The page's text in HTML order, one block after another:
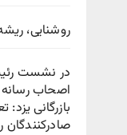
روشنایی،
در نشست رئیس
اصحاب
بازرگانی